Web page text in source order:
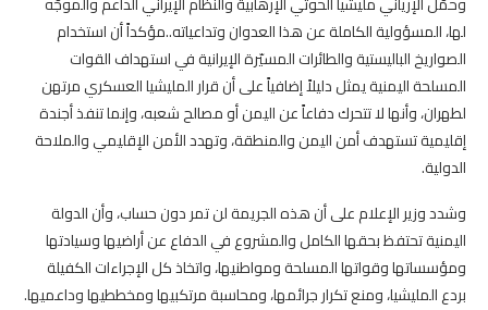
لها، المسؤولية الكاملة عن هذا العدوان وتداعياته..مؤكداً أن استخدام
الصواريخ الباليستية والطائرات المسيّرة الإيرانية في استهداف القوات
المسلحة اليمنية يمثل دليلاً إضافياً على أن قرار المليشيا العسكري مرتهن
لطهران، وأنها لا تتحرك دفاعاً عن اليمن أو مصالح شعبه، وإنما تنفذ أجندة
إقليمية تستهدف أمن اليمن والمنطقة، وتهدد الأمن الإقليمي والملاحة
الدولية.
وشدد وزير الإعلام على أن هذه الجريمة لن تمر دون حساب، وأن الدولة
اليمنية تحتفظ بحقها الكامل والمشروع في الدفاع عن أراضيها وسيادتها
ومؤسساتها وقواتها المسلحة ومواطنيها، واتخاذ كل الإجراءات الكفيلة
بردع المليشيا، ومنع تكرار جرائمها، ومحاسبة مرتكبيها ومخططيها وداعميها.